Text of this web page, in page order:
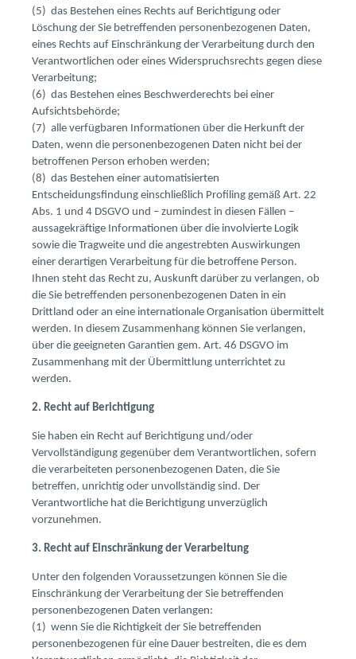
(5) das Bestehen eines Rechts auf Berichtigung oder
Löschung der Sie betreffenden personenbezogenen Daten,
eines Rechts auf Einschränkung der Verarbeitung durch den
Verantwortlichen oder eines Widerspruchsrechts gegen diese
Verarbeitung;
(6) das Bestehen eines Beschwerderechts bei einer
Aufsichtsbehörde;
(7) alle verfügbaren Informationen über die Herkunft der
Daten, wenn die personenbezogenen Daten nicht bei der
betroffenen Person erhoben werden;
(8) das Bestehen einer automatisierten
Entscheidungsfindung einschließlich Profiling gemäß Art. 22
Abs. 1 und 4 DSGVO und – zumindest in diesen Fällen –
aussagekräftige Informationen über die involvierte Logik
sowie die Tragweite und die angestrebten Auswirkungen
einer derartigen Verarbeitung für die betroffene Person.
Ihnen steht das Recht zu, Auskunft darüber zu verlangen, ob
die Sie betreffenden personenbezogenen Daten in ein
Drittland oder an eine internationale Organisation übermittelt
werden. In diesem Zusammenhang können Sie verlangen,
über die geeigneten Garantien gem. Art. 46 DSGVO im
Zusammenhang mit der Übermittlung unterrichtet zu
werden.
2. Recht auf Berichtigung
Sie haben ein Recht auf Berichtigung und/oder
Vervollständigung gegenüber dem Verantwortlichen, sofern
die verarbeiteten personenbezogenen Daten, die Sie
betreffen, unrichtig oder unvollständig sind. Der
Verantwortliche hat die Berichtigung unverzüglich
vorzunehmen.
3. Recht auf Einschränkung der Verarbeitung
Unter den folgenden Voraussetzungen können Sie die
Einschränkung der Verarbeitung der Sie betreffenden
personenbezogenen Daten verlangen:
(1) wenn Sie die Richtigkeit der Sie betreffenden
personenbezogenen für eine Dauer bestreiten, die es dem